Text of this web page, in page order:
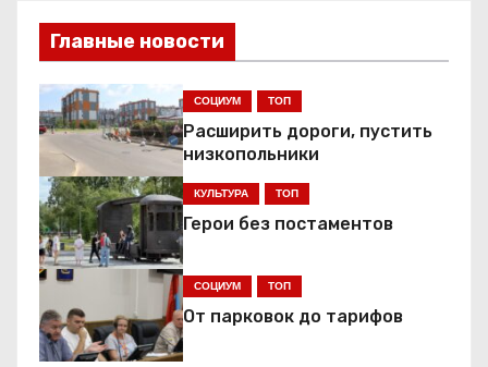
и
г
а
ц
и
я
п
о
Главные новости
СОЦИУМ ТОП
Расширить дороги, пустить
низкопольники
КУЛЬТУРА ТОП
Герои без постаментов
СОЦИУМ ТОП
От парковок до тарифов